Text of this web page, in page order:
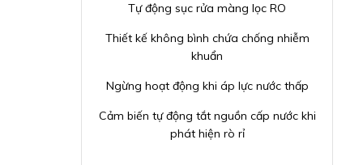
Tự động sục rửa màng lọc RO
Thiết kế không bình chứa chống nhiễm
khuẩn
Ngừng hoạt động khi áp lực nước thấp
Cảm biến tự động tắt nguồn cấp nước khi
phát hiện rò rỉ